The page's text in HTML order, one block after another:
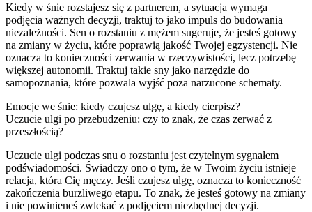
Kiedy w śnie rozstajesz się z partnerem, a sytuacja wymaga
podjęcia ważnych decyzji, traktuj to jako impuls do budowania
niezależności. Sen o rozstaniu z mężem sugeruje, że jesteś gotowy
na zmiany w życiu, które poprawią jakość Twojej egzystencji. Nie
oznacza to konieczności zerwania w rzeczywistości, lecz potrzebę
większej autonomii. Traktuj takie sny jako narzędzie do
samopoznania, które pozwala wyjść poza narzucone schematy.
Emocje we śnie: kiedy czujesz ulgę, a kiedy cierpisz?
Uczucie ulgi po przebudzeniu: czy to znak, że czas zerwać z
przeszłością?
Uczucie ulgi podczas snu o rozstaniu jest czytelnym sygnałem
podświadomości. Świadczy ono o tym, że w Twoim życiu istnieje
relacja, która Cię męczy. Jeśli czujesz ulgę, oznacza to konieczność
zakończenia burzliwego etapu. To znak, że jesteś gotowy na zmiany
i nie powinieneś zwlekać z podjęciem niezbędnej decyzji.